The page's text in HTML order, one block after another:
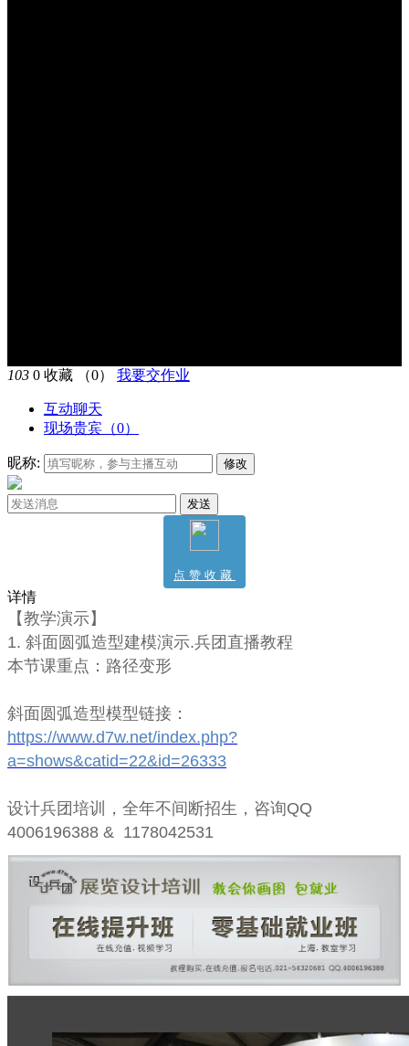
103 0 收藏 （0） 我要交作业
互动聊天
现场贵宾（0）
昵称: 修改
发送
点赞收藏
详情
【教学演示】
1. 斜面圆弧造型建模演示.兵团直播教程
本节课重点：路径变形
斜面圆弧造型模型链接：
https://www.d7w.net/index.php?
a=shows&catid=22&id=26333
设计兵团培训，全年不间断招生，咨询QQ
4006196388 & 1178042531